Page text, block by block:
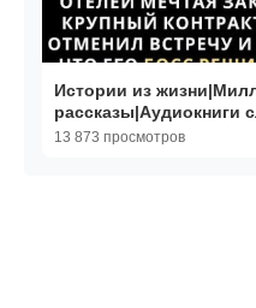
Истории из
рассказы|Аудиокниги
Жизненные истории
13 873 просмотров